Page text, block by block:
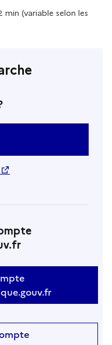
(variable selon les